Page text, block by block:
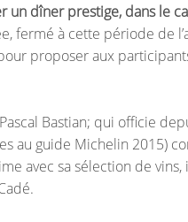
un dîner prestige, dans le
fermé à cette période de
proposer aux
Bastian; qui officie
au guide Michelin 2015)
avec sa sélection de vins,